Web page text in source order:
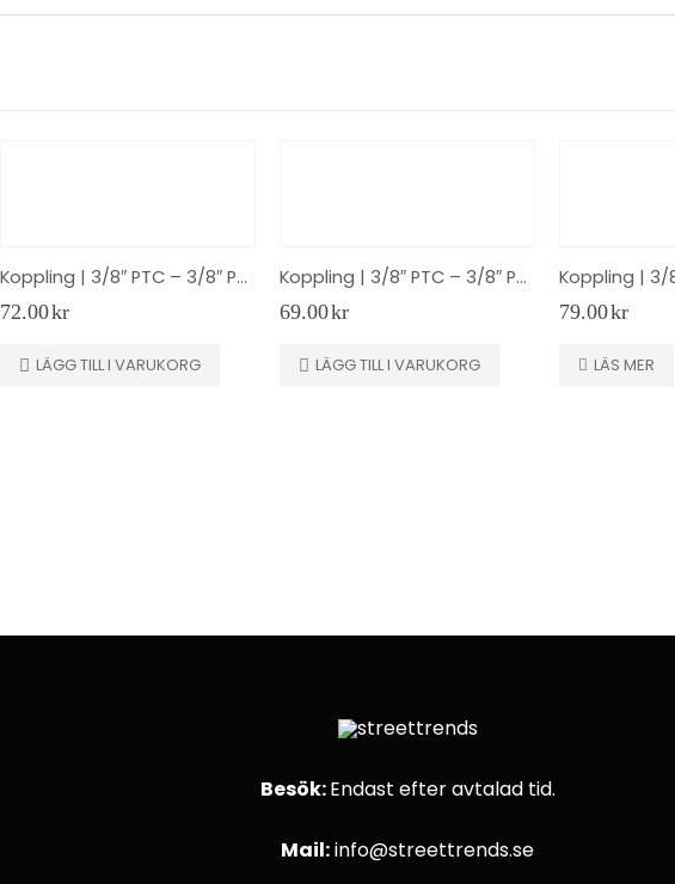
Koppling | 3/8″ PTC – 3/8″ PTC 90° Skarv
72.00kr
LÄGG TILL I VARUKORG
Koppling | 3/8″ PTC – 3/8″ PTC Skarv Rak
69.00kr
LÄGG TILL I VARUKORG
79.00kr
LÄS MER
Besök:Endast efter avtalad tid.
Mail:info@streettrends.se